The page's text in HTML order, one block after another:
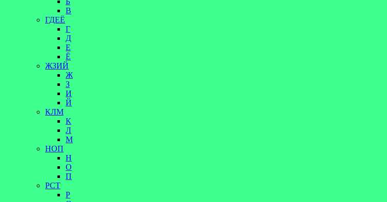
В
ГДЕЁ
Г
Д
Е
Ё
ЖЗИЙ
Ж
З
И
Й
КЛМ
К
Л
М
НОП
Н
О
П
РСТ
Р